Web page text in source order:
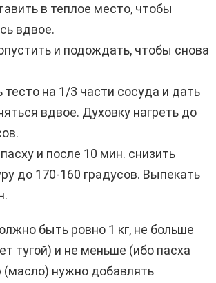
в теплое место, чтобы
вдвое.
и подождать, чтобы снова
тесто на 1/3 части сосуда и дать
вдвое. Духовку нагреть до
и после 10 мин. снизить
до 170-160 градусов. Выпекать
быть ровно 1 кг, не больше
тугой) и не меньше (ибо пасха
нужно добавлять